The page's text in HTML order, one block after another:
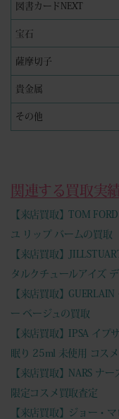
図書カードNEXT
宝石
薩摩切子
貴金属
その他
関連する買取実
【来店買取】TOM
ユ リップ バームの買取
【来店買取】
タルクチュールアイズ
【来店買取】
ー ベージュの買取
【来店買取】IPSA イプ
眠り 25ml 未使用 コス
【来店買取】NARS ナ
限定コスメ買取査定
【来店買取】ジョー・